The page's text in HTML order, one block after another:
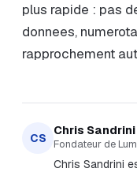
plus rapide : pas
donnees,
rapprochement
CS
Chris Sandrini
Fondateur de
Chris Sandrini